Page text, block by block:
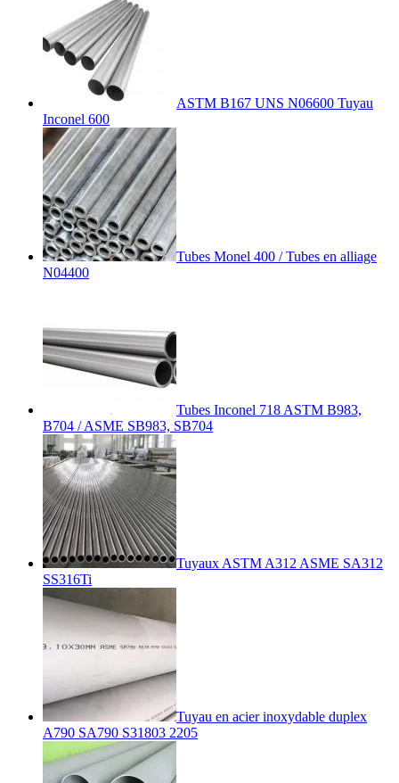
ASTM B167 UNS N06600 Tuyau
Inconel 600
Tubes Monel 400 / Tubes en alliage
N04400
Tubes Inconel 718 ASTM B983,
B704 / ASME SB983, SB704
Tuyaux ASTM A312 ASME SA312
SS316Ti
Tuyau en acier inoxydable duplex
A790 SA790 S31803 2205